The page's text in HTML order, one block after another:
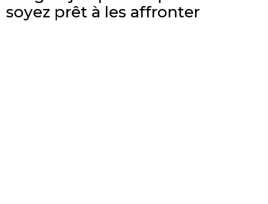
soyez prêt à les affronter